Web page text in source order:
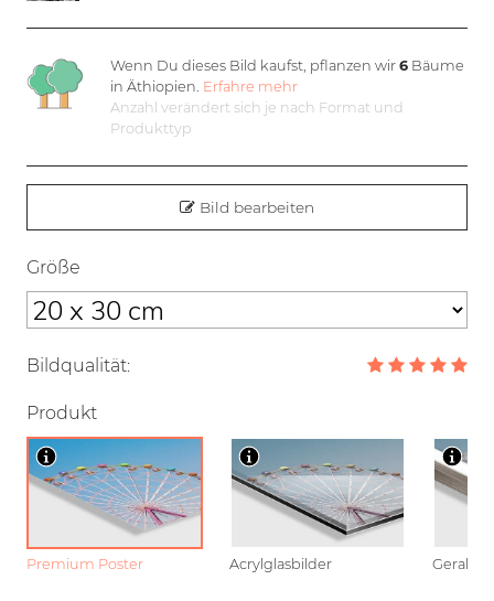
Wenn Du dieses Bild kaufst, pflanzen wir6 Bäume
in Äthiopien. Erfahre mehr
Anzahl verändert sich je nach Format und
Produkttyp
Bild bearbeiten
Größe
Bildqualität:
Produkt
Premium Poster Acrylglasbilder